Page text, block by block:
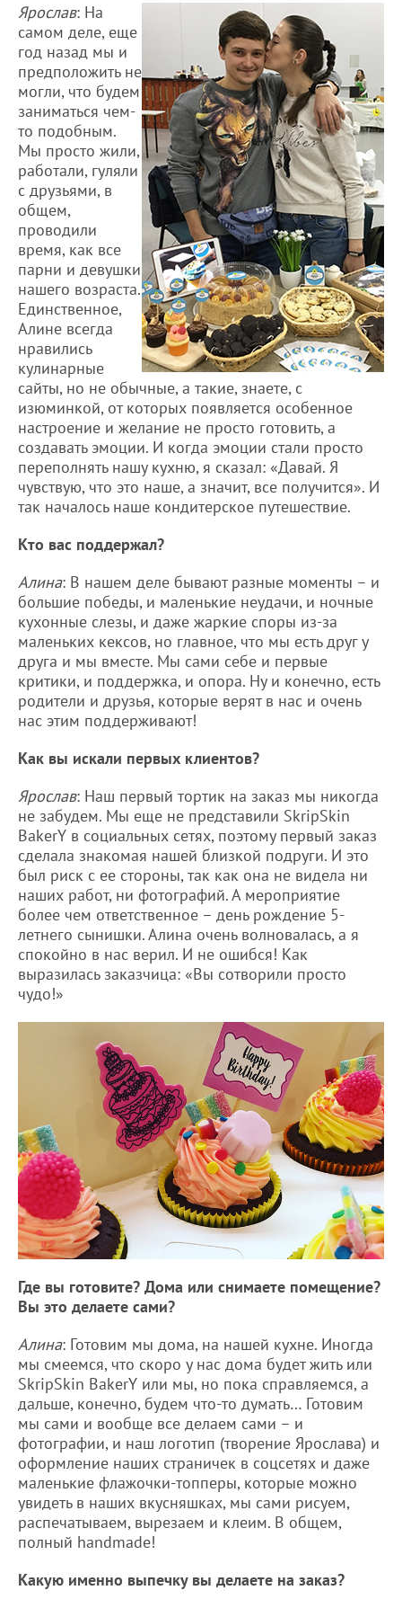
Ярослав: На
самом деле, еще
год назад мы и
предположить не
могли, что будем
заниматься чем-
то подобным.
Мы просто жили,
работали, гуляли
с друзьями, в
общем,
проводили
время, как все
парни и девушки
нашего возраста.
Единственное,
Алине всегда
нравились
кулинарные
сайты, но не обычные, а такие, знаете, с
изюминкой, от которых появляется особенное
настроение и желание не просто готовить, а
создавать эмоции. И когда эмоции стали просто
переполнять нашу кухню, я сказал: «Давай. Я
чувствую, что это наше, а значит, все получится». И
так началось наше кондитерское путешествие.
Кто вас поддержал?
Алина: В нашем деле бывают разные моменты – и
большие победы, и маленькие неудачи, и ночные
кухонные слезы, и даже жаркие споры из-за
маленьких кексов, но главное, что мы есть друг у
друга и мы вместе. Мы сами себе и первые
критики, и поддержка, и опора. Ну и конечно, есть
родители и друзья, которые верят в нас и очень
нас этим поддерживают!
Как вы искали первых клиентов?
Ярослав: Наш первый тортик на заказ мы никогда
не забудем. Мы еще не представили SkripSkin
BakerY в социальных сетях, поэтому первый заказ
сделала знакомая нашей близкой подруги. И это
был риск с ее стороны, так как она не видела ни
наших работ, ни фотографий. А мероприятие
более чем ответственное – день рождение 5-
летнего сынишки. Алина очень волновалась, а я
спокойно в нас верил. И не ошибся! Как
выразилась заказчица: «Вы сотворили просто
чудо!»
Где вы готовите? Дома или снимаете помещение?
Вы это делаете сами?
Алина: Готовим мы дома, на нашей кухне. Иногда
мы смеемся, что скоро у нас дома будет жить или
SkripSkin BakerY или мы, но пока справляемся, а
дальше, конечно, будем что-то думать… Готовим
мы сами и вообще все делаем сами – и
фотографии, и наш логотип (творение Ярослава) и
оформление наших страничек в соцсетях и даже
маленькие флажочки-топперы, которые можно
увидеть в наших вкусняшках, мы сами рисуем,
распечатываем, вырезаем и клеим. В общем,
полный handmade!
Какую именно выпечку вы делаете на заказ?